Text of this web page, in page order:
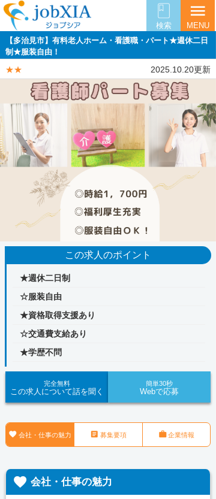
検索
menu
MENU
【多治見市】有料老人ホーム・看護職・パート★週休二日
制★服装自由！
★★ 2025.10.20更新
この求人のポイント
★週休二日制
☆服装自由
★資格取得支援あり
☆交通費支給あり
★学歴不問
完全無料
この求人について話を聞く
簡単30秒
Webで応募
 会社・仕事の魅力  募集要項 企業情報
 会社・仕事の魅力